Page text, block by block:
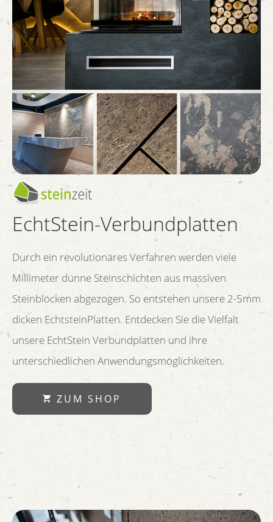
EchtStein-Verbundplatten
Durch ein revolutionäres Verfahren werden viele
Millimeter dünne Steinschichten aus massiven
Steinblöcken abgezogen. So entstehen unsere 2-5mm
dicken EchtsteinPlatten. Entdecken Sie die Vielfalt
unsere EchtStein Verbundplatten und ihre
unterschiedlichen Anwendungsmöglichkeiten.
ZUM SHOP